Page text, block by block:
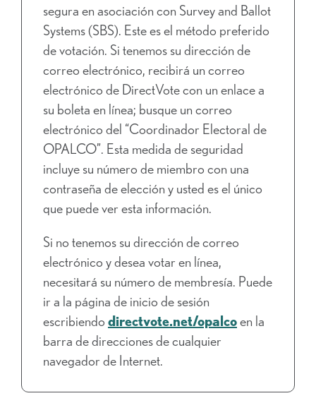
segura en asociación con Survey and Ballot
Systems (SBS). Este es el método preferido
de votación. Si tenemos su dirección de
correo electrónico, recibirá un correo
electrónico de DirectVote con un enlace a
su boleta en línea; busque un correo
electrónico del “Coordinador Electoral de
OPALCO”. Esta medida de seguridad
incluye su número de miembro con una
contraseña de elección y usted es el único
que puede ver esta información.
Si no tenemos su dirección de correo
electrónico y desea votar en línea,
necesitará su número de membresía. Puede
ir a la página de inicio de sesión
escribiendo directvote.net/opalcoen la
barra de direcciones de cualquier
navegador de Internet.